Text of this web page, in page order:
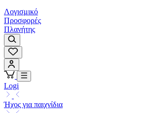
Λογισμικό
Προσφορές
Πλανήτης
Logi
Ήχος για παιχνίδια